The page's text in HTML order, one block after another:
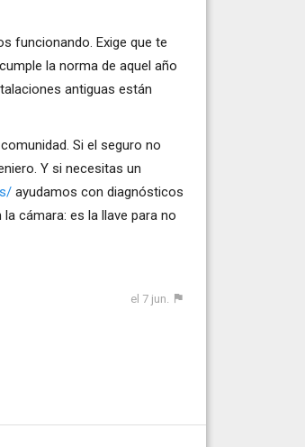
funcionando. Exige que te
la norma de aquel año
antiguas están
Si el seguro no
Y si necesitas un
ayudamos con diagnósticos
cámara: es la llave para no
el 7 jun.